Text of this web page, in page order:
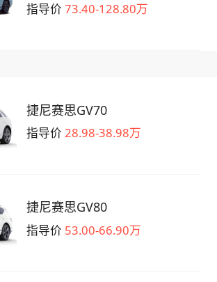
指导价73.40-128.80万
捷尼赛思GV70
指导价28.98-38.98万
捷尼赛思GV80
指导价 53.00-66.90万